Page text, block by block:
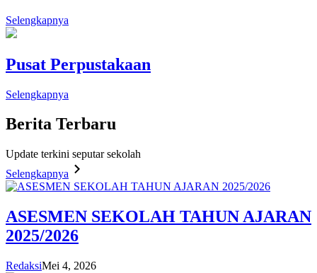
Selengkapnya
Pusat Perpustakaan
Selengkapnya
Berita Terbaru
Update terkini seputar sekolah
Selengkapnya
ASESMEN SEKOLAH TAHUN AJARAN
2025/2026
RedaksiMei 4, 2026